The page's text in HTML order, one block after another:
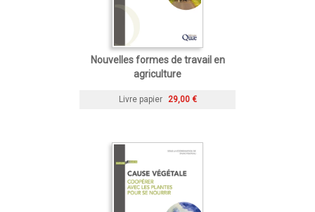
Nouvelles formes de travail en
agriculture
Livre papier 29,00 €